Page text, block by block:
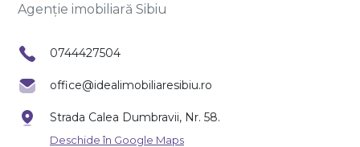
Agenție imobiliară Sibiu
0744427504
office@idealimobiliaresibiu.ro
Strada Calea Dumbravii, Nr. 58.
Deschide în Google Maps